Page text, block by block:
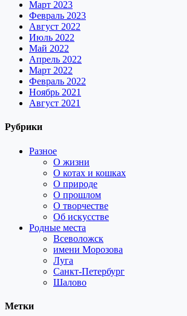
Март 2023
Февраль 2023
Август 2022
Июль 2022
Май 2022
Апрель 2022
Март 2022
Февраль 2022
Ноябрь 2021
Август 2021
Рубрики
Разное
О жизни
О котах и кошках
О природе
О прошлом
О творчестве
Об искусстве
Родные места
Всеволожск
имени Морозова
Луга
Санкт-Петербург
Шалово
Метки